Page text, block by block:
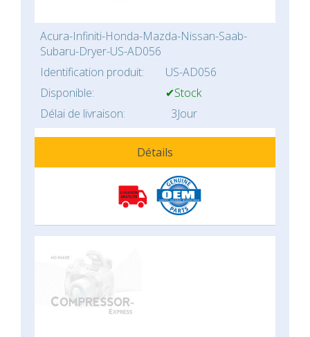
Acura-Infiniti-Honda-Mazda-Nissan-Saab-
Subaru-Dryer-US-AD056
Identification produit:
US-AD056
Disponible:
✔Stock
Délai de livraison:
3Jour
Détails